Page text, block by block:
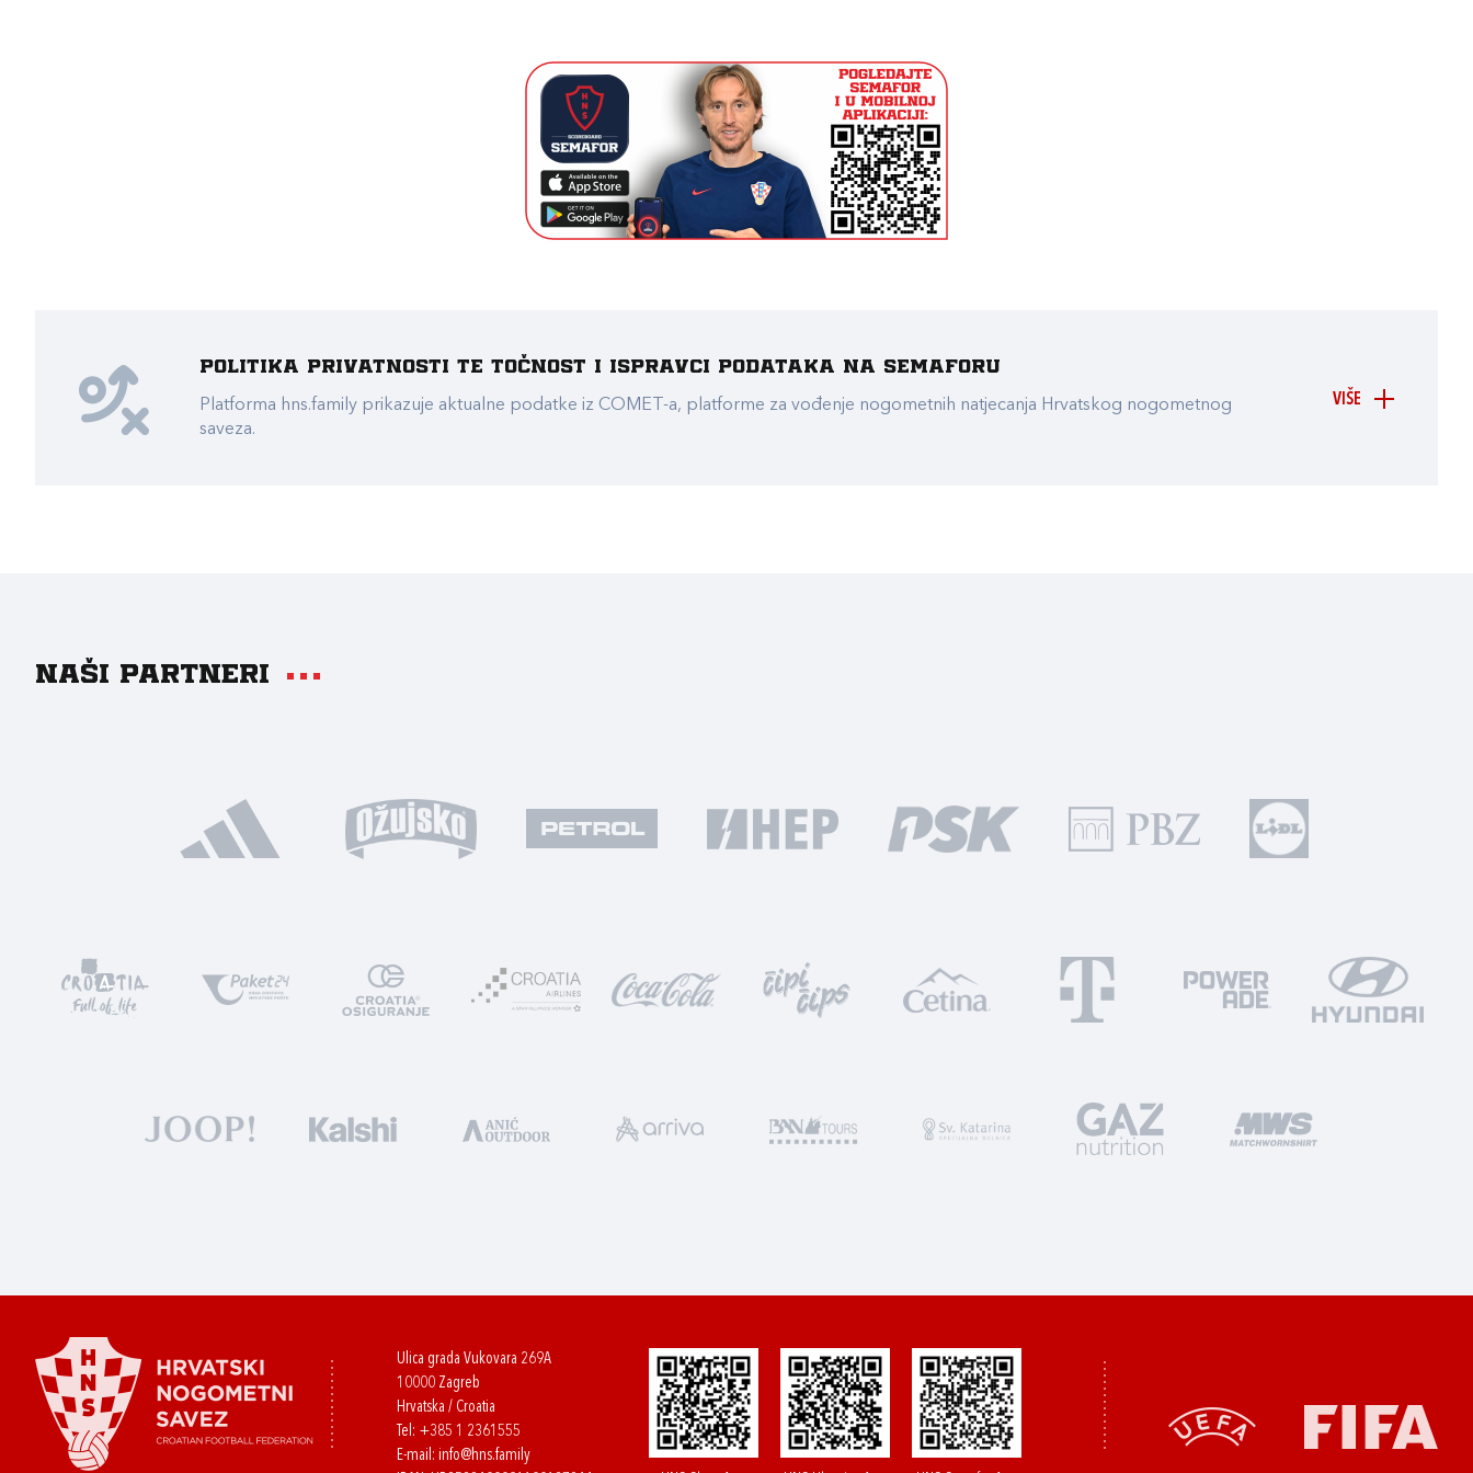
VIŠE
Politika privatnosti te točnost i ispravci podataka na Semaforu
Platforma hns.family prikazuje aktualne podatke iz COMET-a, platforme za vođenje nogometnih natjecanja Hrvatskog nogometnog
saveza.
Naši partneri
Ulica grada Vukovara 269A
10000 Zagreb
Hrvatska / Croatia
Tel: +385 1 2361555
E-mail: info@hns.family